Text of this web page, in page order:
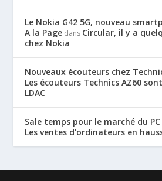
Le Nokia G42 5G, nouveau
A la Page dans Circular, il y a
chez Nokia
Nouveaux écouteurs chez
Les écouteurs Technics AZ60
LDAC
Sale temps pour le marché du
Les ventes d’ordinateurs en